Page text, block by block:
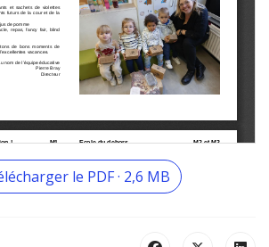
le PDF · 2,6 MB